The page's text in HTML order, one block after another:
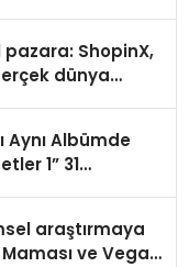
pazara: ShopinX,
dünya
Aynı Albümde
1” 31
araştırmaya
ve Vegan